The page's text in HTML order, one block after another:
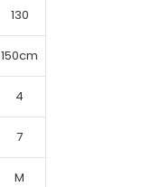
130
150cm
4
7
M